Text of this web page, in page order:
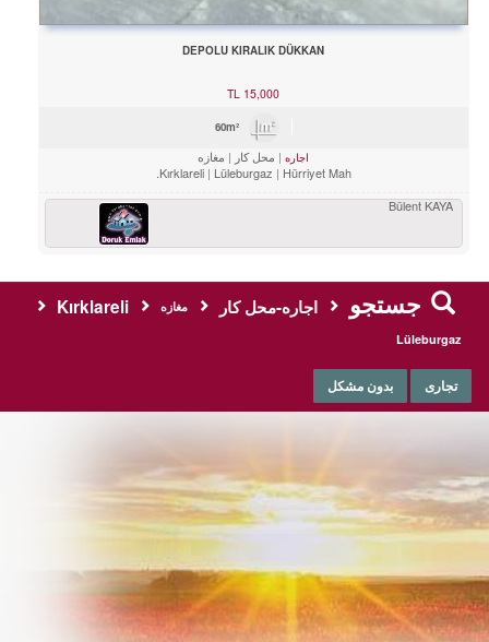
DEPOLU KIRALIK DÜKKAN
TL 15,000
60m²
اجاره محل کار
مغازه
Kırklareli
Lüleburgaz
Hürriyet Mah.
Bülent KAYA
جستجو اجاره-محل کار مغازه Kırklareli
Lüleburgaz
تجاری بدون مشکل